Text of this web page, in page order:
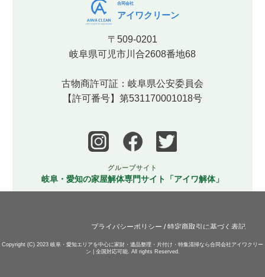
合同会社
アイワクリーン
〒509-0201
岐阜県可児市川合2608番地68
古物商許可証：岐阜県公安委員会
【許可番号】第531170001018号
グループサイト
岐阜・愛知の家屋解体専門サイト「アイワ解体」
プライバシーポリシー /特定商取引に基づく表記
Copyright (C) 2023 岐阜・愛知エリアを中心に家財・遺品整理・片付け・特集清掃なら合同会社アイワクリー
ン | 全国対応可能. All rights Reserved.